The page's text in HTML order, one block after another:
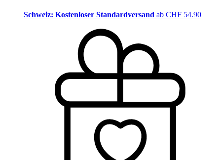
Schweiz: Kostenloser Standardversand ab CHF 54.90